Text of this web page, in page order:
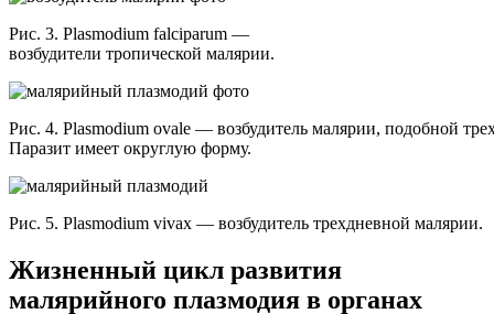
Рис. 3. Plasmodium falciparum —
возбудители тропической малярии.
Рис. 4. Plasmodium ovale — возбудитель малярии, подобной
Паразит имеет округлую форму.
Рис. 5. Plasmodium vivax — возбудитель трехдневной малярии.
Жизненный цикл развития
малярийного плазмодия в органах